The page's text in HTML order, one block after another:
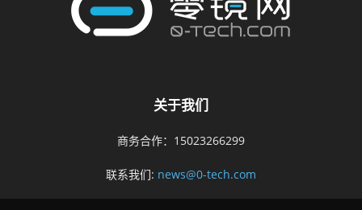
关于我们
商务合作：15023266299
联系我们: news@0-tech.com